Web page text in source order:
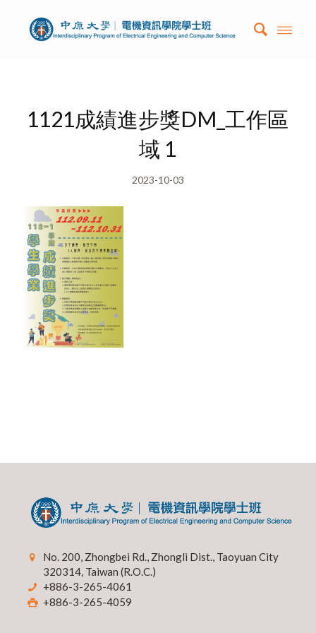
1121成績進步獎DM_工作區
域 1
2023-10-03
No. 200, Zhongbei Rd., Zhongli Dist., Taoyuan City
320314, Taiwan (R.O.C.)
+886-3-265-4061
+886-3-265-4059